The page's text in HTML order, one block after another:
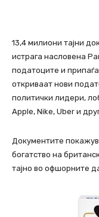
13,4 милиони тајни
истрага насловена
податоците и
откриваат нови
политички лидери,
Apple, Nike, Uber и
Документите
богатство на
тајно во офшорните